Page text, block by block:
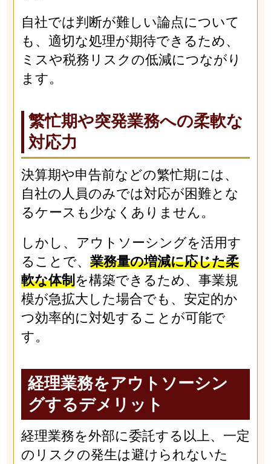
自社では判断が難しい論点について
も、適切な処理が期待できるため、
ミスや税務リスクの低減につながり
ます。
繁忙期や突発業務への柔軟な
対応力
決算期や申告前などの繁忙期には、
自社の人員のみでは対応が困難とな
るケースも少なくありません。
しかし、アウトソーシングを活用す
ることで、 業務量の増減に応じた柔
軟な体制を構築できるため、事業規
模が急拡大した場合でも、安定的か
つ効率的に対処することが可能で
す。
経理業務をアウトソーシン
グするデメリット
経理業務を外部に委託する以上、一定
のリスクの発生は避けられないた